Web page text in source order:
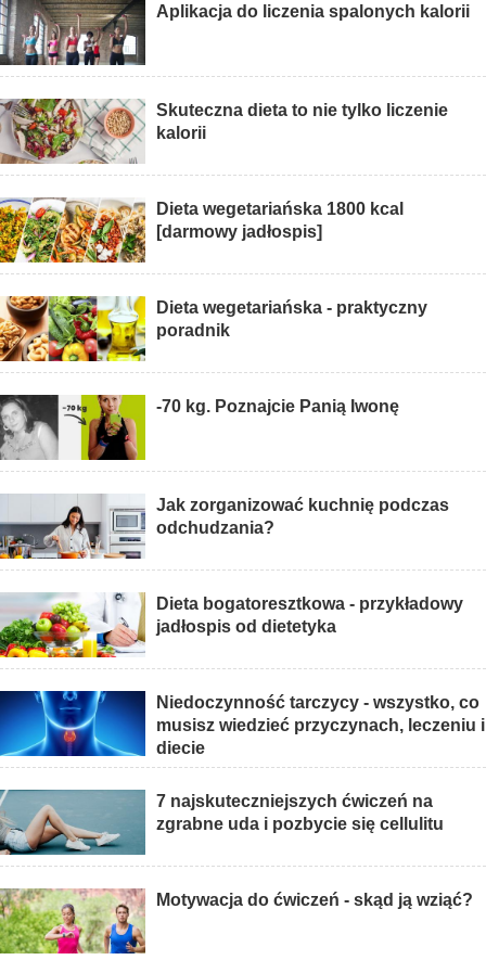
Aplikacja do liczenia spalonych kalorii
Skuteczna dieta to nie tylko liczenie
kalorii
Dieta wegetariańska 1800 kcal
[darmowy jadłospis]
Dieta wegetariańska - praktyczny
poradnik
-70 kg. Poznajcie Panią Iwonę
Jak zorganizować kuchnię podczas
odchudzania?
Dieta bogatoresztkowa - przykładowy
jadłospis od dietetyka
Niedoczynność tarczycy - wszystko, co
musisz wiedzieć przyczynach, leczeniu i
diecie
7 najskuteczniejszych ćwiczeń na
zgrabne uda i pozbycie się cellulitu
Motywacja do ćwiczeń - skąd ją wziąć?